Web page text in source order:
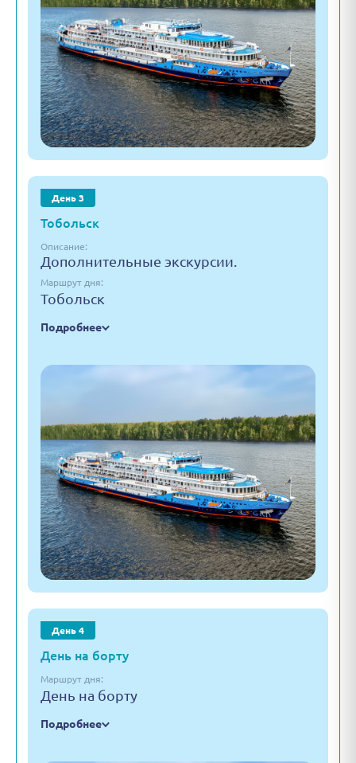
День 3
Тобольск
Описание:
Дополнительные экскурсии.
Маршрут дня:
Тобольск
Подробнее
День 4
День на борту
Маршрут дня:
День на борту
Подробнее